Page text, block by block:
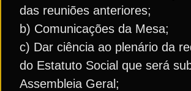
das reuniões anteriores;
b) Comunicações da Mesa;
c) Dar ciência ao plenário da
do Estatuto Social que será
Assembleia Geral;